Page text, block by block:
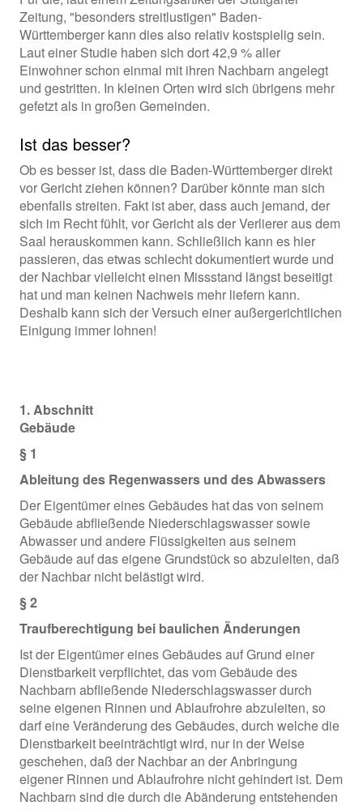
Zeitung, "besonders streitlustigen" Baden-
Württemberger kann dies also relativ kostspielig sein.
Laut einer Studie haben sich dort 42,9 % aller
Einwohner schon einmal mit ihren Nachbarn angelegt
und gestritten. In kleinen Orten wird sich übrigens mehr
gefetzt als in großen Gemeinden.
Ist das besser?
Ob es besser ist, dass die Baden-Württemberger direkt
vor Gericht ziehen können? Darüber könnte man sich
ebenfalls streiten. Fakt ist aber, dass auch jemand, der
sich im Recht fühlt, vor Gericht als der Verlierer aus dem
Saal herauskommen kann. Schließlich kann es hier
passieren, das etwas schlecht dokumentiert wurde und
der Nachbar vielleicht einen Missstand längst beseitigt
hat und man keinen Nachweis mehr liefern kann.
Deshalb kann sich der Versuch einer außergerichtlichen
Einigung immer lohnen!
1. Abschnitt
Gebäude
§ 1
Ableitung des Regenwassers und des Abwassers
Der Eigentümer eines Gebäudes hat das von seinem
Gebäude abfließende Niederschlagswasser sowie
Abwasser und andere Flüssigkeiten aus seinem
Gebäude auf das eigene Grundstück so abzuleiten, daß
der Nachbar nicht belästigt wird.
§ 2
Traufberechtigung bei baulichen Änderungen
Ist der Eigentümer eines Gebäudes auf Grund einer
Dienstbarkeit verpflichtet, das vom Gebäude des
Nachbarn abfließende Niederschlagswasser durch
seine eigenen Rinnen und Ablaufrohre abzuleiten, so
darf eine Veränderung des Gebäudes, durch welche die
Dienstbarkeit beeinträchtigt wird, nur in der Weise
geschehen, daß der Nachbar an der Anbringung
eigener Rinnen und Ablaufrohre nicht gehindert ist. Dem
Nachbarn sind die durch die Abänderung entstehenden